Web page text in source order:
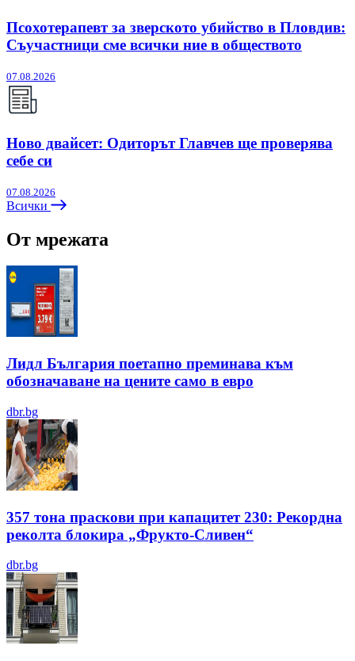
Псохотерапевт за зверското убийство в Пловдив:
Съучастници сме всички ние в обществото
07.08.2026
Ново двайсет: Одиторът Главчев ще проверява
себе си
07.08.2026
Всички
От мрежата
Лидл България поетапно преминава към
обозначаване на цените само в евро
dbr.bg
357 тона праскови при капацитет 230: Рекордна
реколта блокира „Фрукто-Сливен“
dbr.bg